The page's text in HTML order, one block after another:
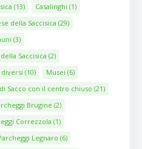
(13) Casalinghi (1)
della Saccisica (29)
(3)
Saccisica (2)
(10) Musei (6)
Sacco con il centro chiuso (21)
Brugine (2)
Correzzola (1)
Legnaro (6)